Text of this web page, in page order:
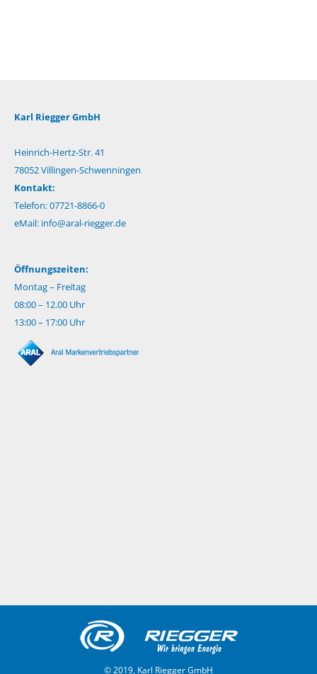
Karl Riegger GmbH
Heinrich-Hertz-Str. 41
78052 Villingen-Schwenningen
Kontakt:
Telefon: 07721-8866-0
eMail: info@aral-riegger.de
Öffnungszeiten:
Montag – Freitag
08:00 – 12.00 Uhr
13:00 – 17:00 Uhr
© 2019, Karl Riegger GmbH